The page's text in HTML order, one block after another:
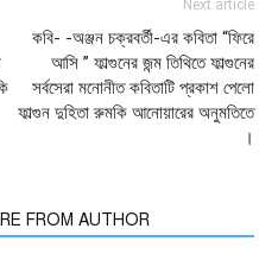
Next article
কবি- -অঞ্জন চক্রবর্তী-এর কবিতা “ফিরে
আসি ” ফাল্গুনের জন্ম তিথিতে ফাল্গুনের
সর্বসেরা মনোনীত কবিতাটি প্রকাশ পেলো
ফাল্গুন দুহিতা রুমকি আনোয়ারের অনুমতিতে
।
FROM AUTHOR